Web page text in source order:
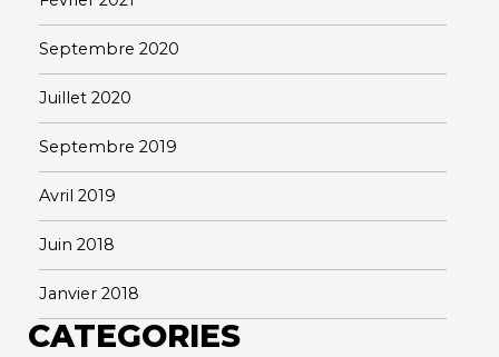
Septembre 2020
Juillet 2020
Septembre 2019
Avril 2019
Juin 2018
Janvier 2018
CATEGORIES